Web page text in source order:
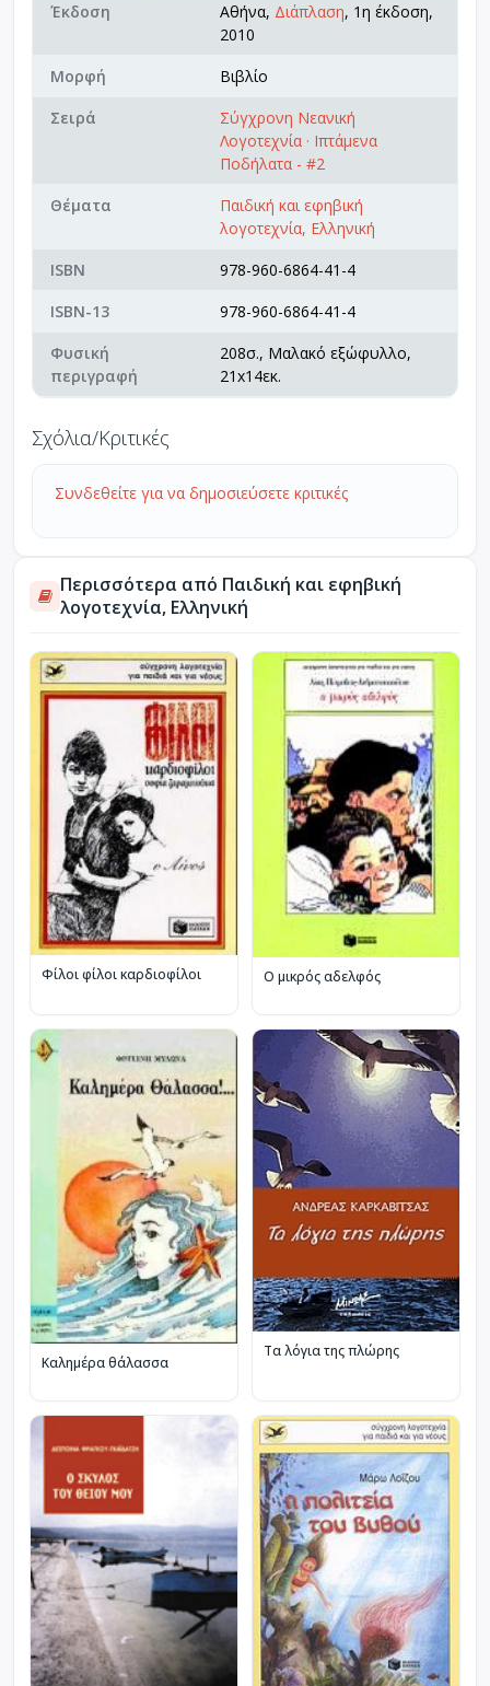
Έκδοση Αθήνα, Διάπλαση, 1η έκδοση,
2010
Μορφή
Βιβλίο
Σειρά
Σύγχρονη Νεανική
Λογοτεχνία · Ιπτάμενα
Ποδήλατα - #2
Θέματα
Παιδική και εφηβική
λογοτεχνία, Ελληνική
ISBN
978-960-6864-41-4
ISBN-13
978-960-6864-41-4
Φυσική
περιγραφή
208σ., Μαλακό εξώφυλλο,
21x14εκ.
Σχόλια/Κριτικές
Συνδεθείτε για να δημοσιεύσετε κριτικές
Περισσότερα από Παιδική και εφηβική
λογοτεχνία, Ελληνική
Φίλοι φίλοι καρδιοφίλοι Ο μικρός αδελφός
Καλημέρα θάλασσα
Τα λόγια της πλώρης